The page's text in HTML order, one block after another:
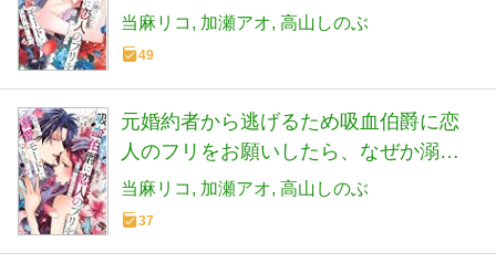
モードになりました(5) (KCx)
当麻リコ 加瀬アオ 高山しのぶ
49
元婚約者から逃げるため吸血伯爵に恋
人のフリをお願いしたら、なぜか溺愛
モードになりました(6) (KCx)
当麻リコ 加瀬アオ 高山しのぶ
37